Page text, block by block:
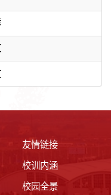
友情链接
校训内涵
校园全景